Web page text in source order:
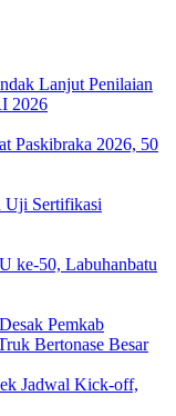
Lanjut Penilaian
2026
Paskibraka 2026, 50
Uji Sertifikasi
ke-50, Labuhanbatu
Pemkab
Bertonase Besar
Jadwal Kick-off,